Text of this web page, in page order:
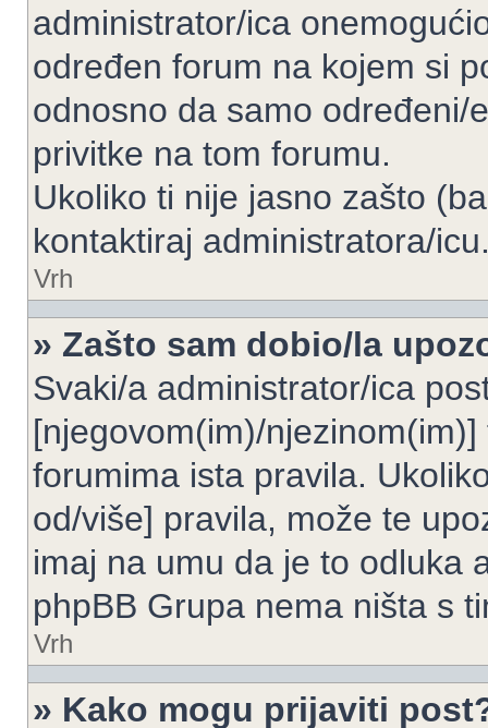
administrator/ica
određen forum na kojem si
odnosno da samo određeni/
privitke na tom forumu.
Ukoliko ti nije jasno zašto
kontaktiraj administratora/
Vrh
» Zašto sam dobio/la
Svaki/a administrator/ica
[njegovom(im)/
forumima ista pravila.
od/više] pravila, može te
imaj na umu da je to odluka
phpBB Grupa nema ništa s
Vrh
» Kako mogu prijaviti